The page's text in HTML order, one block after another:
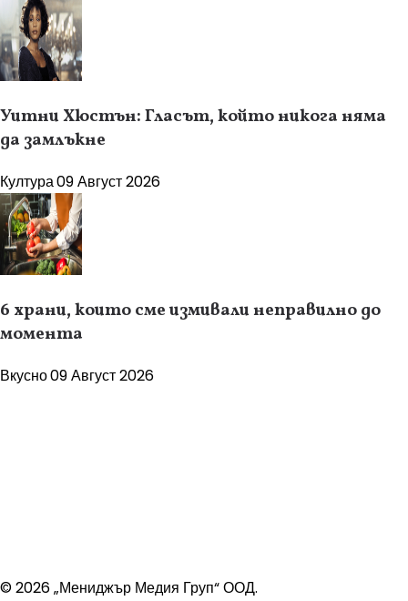
Уитни Хюстън: Гласът, който никога няма
да замлъкне
Култура09 Август 2026
6 храни, които сме измивали неправилно до
момента
Вкусно09 Август 2026
© 2026 „Мениджър Медия Груп“ ООД.